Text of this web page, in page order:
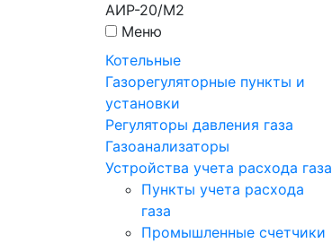
АИР-20/М2
Меню
Котельные
Газорегуляторные пункты и
установки
Регуляторы давления газа
Газоанализаторы
Устройства учета расхода газа
Пункты учета расхода
газа
Промышленные счетчики